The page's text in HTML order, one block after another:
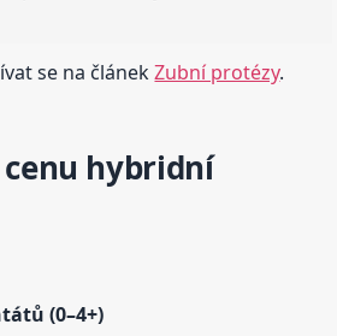
se na článekZubní protézy.
hybridní
(0–4+)